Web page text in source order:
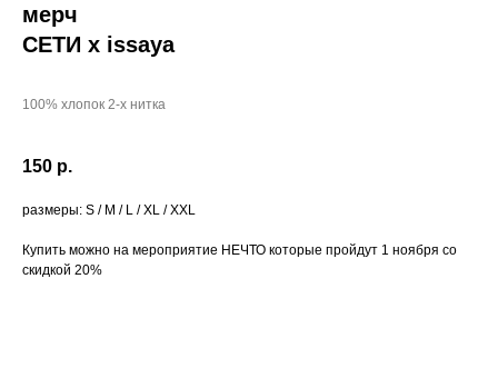
мерч
СЕТИ х issaya
100% хлопок 2-х нитка
150 р.
размеры: S / M / L / XL / XXL
Купить можно на мероприятие НЕЧТО которые пройдут 1 ноября со
скидкой 20%